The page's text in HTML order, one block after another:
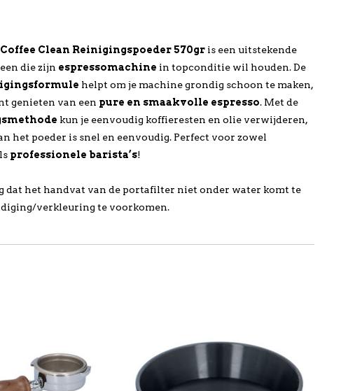
Clean Reinigingspoeder 570gr is een uitstekende
die zijn espressomachine in topconditie wil houden. De
helpt om je machine grondig schoon te maken,
genieten van een pure en smaakvolle espresso. Met de
kun je eenvoudig koffieresten en olie verwijderen,
het poeder is snel en eenvoudig. Perfect voor zowel
professionele barista’s!
dat het handvat van de portafilter niet onder water komt te
verkleuring te voorkomen.